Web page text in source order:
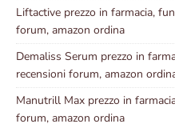
Liftactive prezzo in farmacia,
forum, amazon ordina
Demaliss Serum prezzo in
recensioni forum, amazon
Manutrill Max prezzo in
forum, amazon ordina